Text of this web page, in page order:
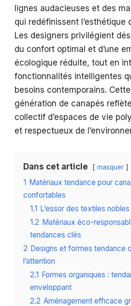
lignes audacieuses et des
qui redéfinissent l’esthétique
Les designers privilégient
du confort optimal et d’une
écologique réduite, tout en
fonctionnalités intelligentes
besoins contemporains.
génération de canapés
collectif d’espaces de vie
et respectueux de
Dans cet article masquer
1 Matériaux tendance pour
confortables
1.1 L’essor des textiles
1.2 Matériaux éco-
tendances clés
2 Designs et formes tendance
l’attention
2.1 Formes organiques :
enveloppant
2.2 Aménagement efficace